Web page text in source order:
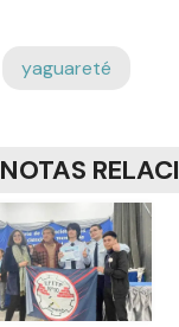
yaguareté
NOTAS